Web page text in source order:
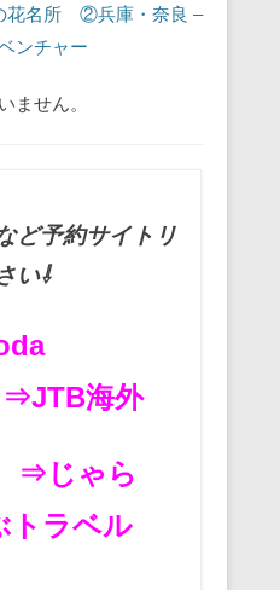
花名所 ②兵庫・奈良 –
ンチャー
ません。
ど予約サイトリ
い⇩
⇒JTB海外
⇒じゃら
ラベル